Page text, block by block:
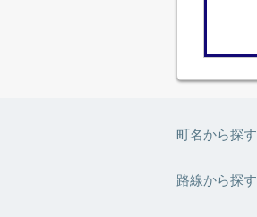
町名から探す
路線から探す